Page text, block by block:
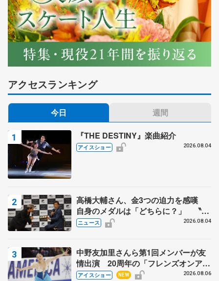
アクセスランキング
今日 週間
『THE DESTINY』楽曲紹介
アイスショー 2026.08.04
高橋大輔さん、金3つの迫力を感嘆
自身のメダルは「どちらに？」 〝リ
ス兄弟〟オリンピック3連覇の野村忠
ニュース 2026.08.04
中野友加里さんら第1回メンバーが友
情出演 20周年の「フレンズオンアイ
ス」 宮本賢二さん、有川梨絵さん、
アイスショー NEW 2026.08.06